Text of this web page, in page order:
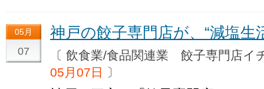
05月
07
神戸の餃子専門店が、“減塩
〔 飲食業/食品関連業 餃子専門店
05月07日
〕